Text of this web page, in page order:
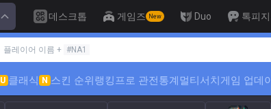
데스크톱 게임즈 New Duo 톡피
플레이어 이름 + #NA1
U 클래식 N 스킨 순위랭킹프로 관전통계멀티서치게임 업데